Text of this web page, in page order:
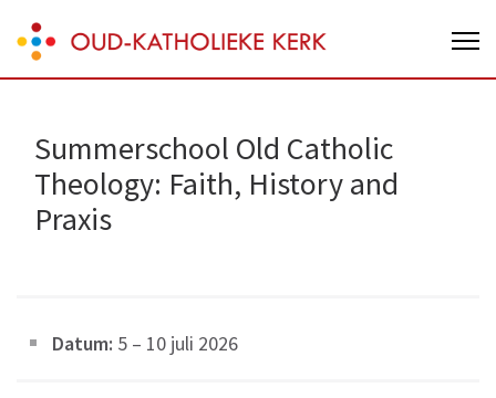
to
content
Enter)
Oud-Katholieke Kerk van Nederland
Summerschool Old Catholic
Theology: Faith, History and
Praxis
Datum: 5 – 10 juli 2026